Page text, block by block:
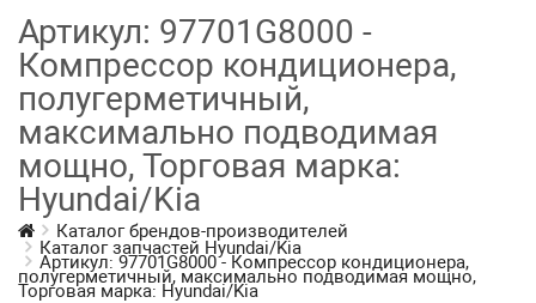
Артикул: 97701G8000 -
Компрессор кондиционера,
полугерметичный,
максимально подводимая
мощно, Торговая марка:
Hyundai/Kia
Каталог брендов-производителей
Каталог запчастей Hyundai/Kia
Артикул: 97701G8000 - Компрессор кондиционера,
полугерметичный, максимально подводимая мощно,
Торговая марка: Hyundai/Kia